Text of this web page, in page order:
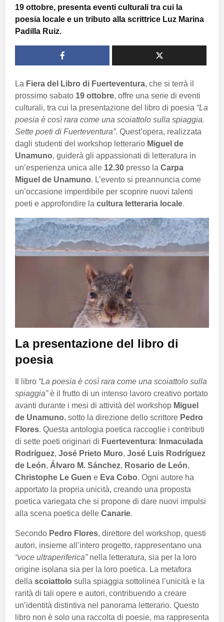
19 ottobre, presenta eventi culturali tra cui la
poesia locale e un tributo alla scrittrice Luz Marina
Padilla Ruiz.
La Fiera del Libro di Fuerteventura, che si terrà il
prossimo sabato 19 ottobre, offre una serie di eventi
culturali, tra cui la presentazione del libro di poesia “La
poesia è così rara come una scoiattolo sulla spiaggia.
Sette poeti di Fuerteventura”. Quest’opera, realizzata
dagli studenti del workshop letterario Miguel de
Unamuno, guiderà gli appassionati di letteratura in
un’esperienza unica alle 12.30 presso la Carpa
Miguel de Unamuno. L’evento si preannuncia come
un’occasione imperdibile per scoprire nuovi talenti
poeti e approfondire la cultura letteraria locale.
La presentazione del libro di
poesia
Il libro “La poesia è così rara come una scoiattolo sulla
spiaggia”è il frutto di un intenso lavoro creativo portato
avanti durante i mesi di attività del workshop Miguel
de Unamuno, sotto la direzione dello scrittore Pedro
Flores. Questa antologia poetica raccoglie i contributi
di sette poeti originari di Fuerteventura: Inmaculada
Rodríguez, José Prieto Muro, José Luis Rodríguez
de León, Álvaro M. Sánchez, Rosario de León,
Christophe Le Guen e Eva Cobo. Ogni autore ha
apportato la propria unicità, creando una proposta
poetica variegata che si propone di dare nuovi impulsi
alla scena poetica delle Canarie.
Secondo Pedro Flores, direttore del workshop, questi
autori, insieme all’intero progetto, rappresentano una
“voce ultraperiferica”nella letteratura, sia per la loro
origine isolana sia per la loro poetica. La metafora
della scoiattolo sulla spiaggia sottolinea l’unicità e la
rarità di tali opere e autori, contribuendo a creare
un’identità distintiva nel panorama letterario. Questo
libro non è solo una raccolta di poesie, ma rappresenta